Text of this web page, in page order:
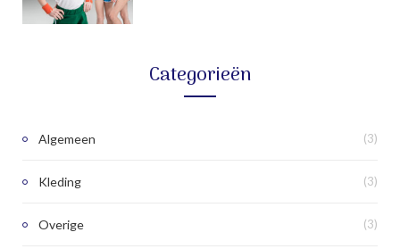
Categorieën
Algemeen (3)
Kleding (3)
Overige (3)